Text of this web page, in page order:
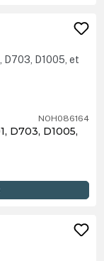
NOH086164
D703, D1005,